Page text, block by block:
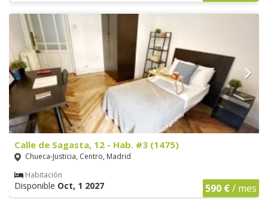
Calle de Sagasta, 12 - Hab. #3 (1475)
Chueca-Justicia, Centro, Madrid
Habitación
Disponible Oct, 1 2027 590 €/ mes